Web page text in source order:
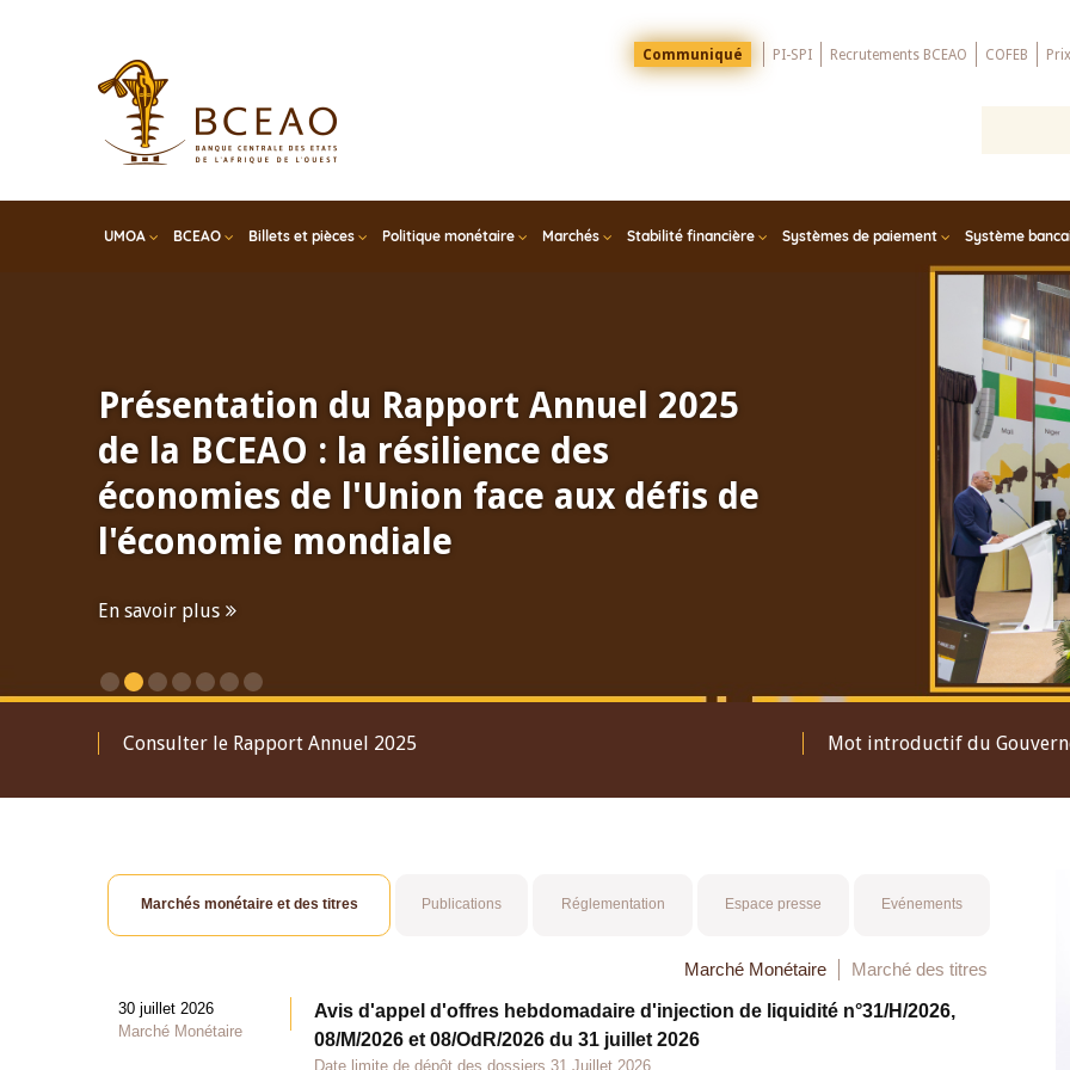
Menu
Top
Communiqué PI-SPI Recrutements BCEAO COFEB
UMOA BCEAO Billets et pièces Politique monétaire Marchés Stabilité financière Systèmes de paiement Système
Présentation du Rapport Annuel 2025
de la BCEAO : la résilience des
économies de l'Union face aux défis de
l'économie mondiale
En savoir plus
Consulter le Rapport Annuel 2025 Mot introductif du
Marchés monétaire et des titres Publications Réglementation Espace presse Evénements
Marché Monétaire Marché des titres
30 juillet 2026
Marché Monétaire
Avis d'appel d'offres hebdomadaire d'injection de liquidité n°31/H/2026,
08/M/2026 et 08/OdR/2026 du 31 juillet 2026
Date limite de dépôt des dossiers 31 Juillet 2026